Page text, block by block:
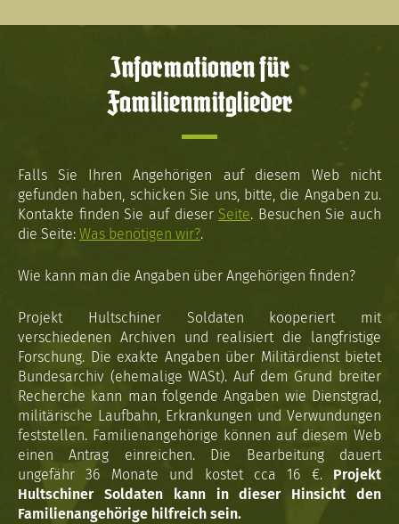
Informationen für
Familienmitglieder
Falls Sie Ihren Angehörigen auf diesem Web nicht
gefunden haben, schicken Sie uns, bitte, die Angaben zu.
Kontakte finden Sie auf dieser Seite. Besuchen Sie auch
die Seite: Was benötigen wir?.
Wie kann man die Angaben über Angehörigen finden?
Projekt Hultschiner Soldaten kooperiert mit
verschiedenen Archiven und realisiert die langfristige
Forschung. Die exakte Angaben über Militärdienst bietet
Bundesarchiv (ehemalige WASt). Auf dem Grund breiter
Recherche kann man folgende Angaben wie Dienstgrad,
militärische Laufbahn, Erkrankungen und Verwundungen
feststellen. Familienangehörige können auf diesem Web
einen Antrag einreichen. Die Bearbeitung dauert
ungefähr 36 Monate und kostet cca 16 €. Projekt
Hultschiner Soldaten kann in dieser Hinsicht den
Familienangehörige hilfreich sein.